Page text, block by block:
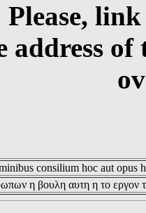
Please,
address
consilium hoc aut opus
η βουλη αυτη η το εργον